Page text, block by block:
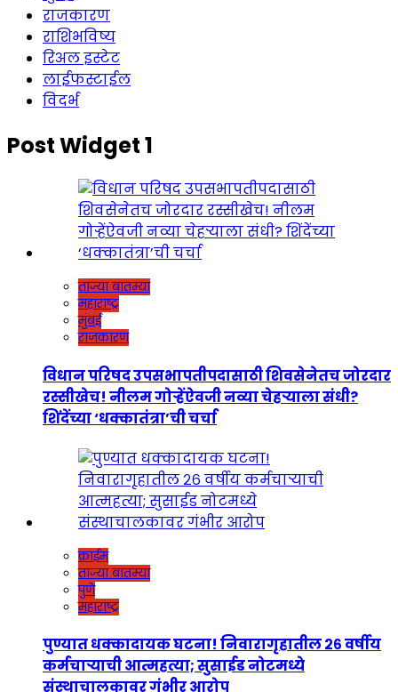
राजकारण
राशिभविष्य
रिअल इस्टेट
लाईफस्टाईल
विदर्भ
Post Widget 1
ताज्या बातम्या
महाराष्ट्र
मुंबई
राजकारण
विधान परिषद उपसभापतीपदासाठी शिवसेनेतच जोरदार
रस्सीखेच! नीलम गोऱ्हेंऐवजी नव्या चेहऱ्याला संधी?
शिंदेंच्या ‘धक्कातंत्रा’ची चर्चा
क्राईम
ताज्या बातम्या
पुणे
महाराष्ट्र
पुण्यात धक्कादायक घटना! निवारागृहातील २६ वर्षीय
कर्मचाऱ्याची आत्महत्या; सुसाईड नोटमध्ये
संस्थाचालकावर गंभीर आरोप